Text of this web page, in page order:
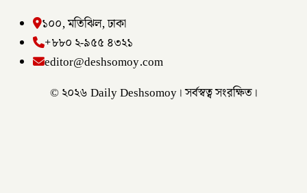
১০০, মতিঝিল, ঢাকা
+৮৮০ ২-৯৫৫ ৪৩২১
editor@deshsomoy.com
© ২০২৬ Daily Deshsomoy। সর্বস্বত্ব সংরক্ষিত।